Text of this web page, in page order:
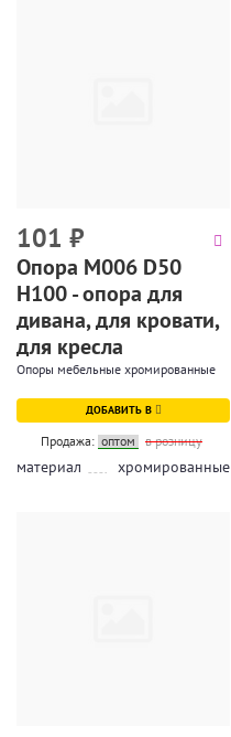
101 ₽
Опора М006 D50
H100 - опора для
дивана, для кровати,
для кресла
Опоры мебельные хромированные
ДОБАВИТЬ В
Продажа: оптом в розницу
материал хромированные